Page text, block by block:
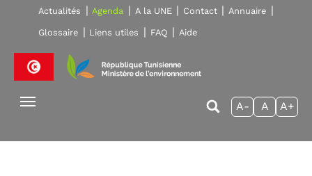
Skip to main navigation
Aller au contenu principal
Skip to page footer
Actualités Agenda A la UNE Contact Annuaire
Glossaire Liens utiles FAQ Aide
A- A A+